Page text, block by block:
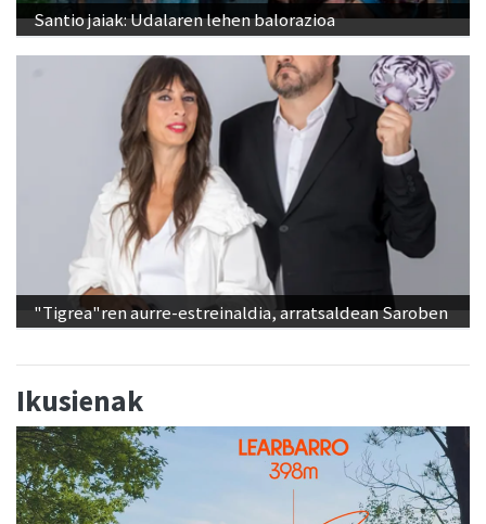
Santio jaiak: Udalaren lehen balorazioa
"Tigrea"ren aurre-estreinaldia, arratsaldean Saroben
Ikusienak